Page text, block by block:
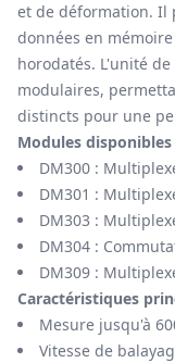
et de déformation. Il
données en
horodatés. L'unité
modulaires,
distincts pour une
Modules disponibles
DM300 :
DM301 :
DM303 :
DM304 :
DM309 :
Caractéristiques
Mesure jusqu'à
Vitesse de